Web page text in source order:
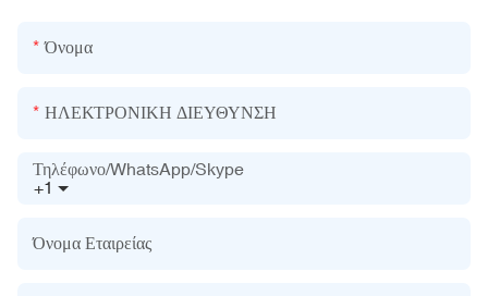
Όνομα
ΗΛΕΚΤΡΟΝΙΚΗ ΔΙΕΥΘΥΝΣΗ
+1
Τηλέφωνο/WhatsApp/Skype
Όνομα Εταιρείας